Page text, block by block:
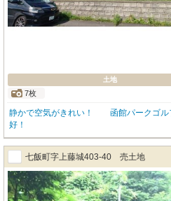
土地
7枚
静かで空気がきれい！ 函館パークゴ
好！
七飯町字上藤城403-40 売土地